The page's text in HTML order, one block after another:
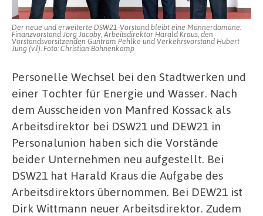
Arbeitsdirektor
bei
DEW21
Der neue und erweiterte DSW21-Vorstand bleibt eine Männerdomäne:
Finanzvorstand Jörg Jacoby, Arbeitsdirektor Harald Kraus, den
Vorstandsvorsitzenden Guntram Pehlke und Verkehrsvorstand Hubert
Jung (v.l). Foto: Christian Bohnenkamp
Personelle Wechsel bei den Stadtwerken und
einer Tochter für Energie und Wasser. Nach
dem Ausscheiden von Manfred Kossack als
Arbeitsdirektor bei DSW21 und DEW21 in
Personalunion haben sich die Vorstände
beider Unternehmen neu aufgestellt. Bei
DSW21 hat Harald Kraus die Aufgabe des
Arbeitsdirektors übernommen. Bei DEW21 ist
Dirk Wittmann neuer Arbeitsdirektor. Zudem